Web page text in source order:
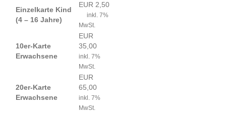
Einzelkarte Kind
(4 – 16 Jahre)
EUR 2,50
inkl. 7%
MwSt.
10er-Karte
Erwachsene
EUR
35,00
inkl. 7%
MwSt.
20er-Karte
Erwachsene
EUR
65,00
inkl. 7%
MwSt.